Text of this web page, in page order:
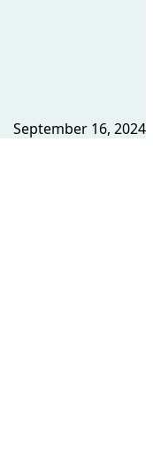
September 16, 2024